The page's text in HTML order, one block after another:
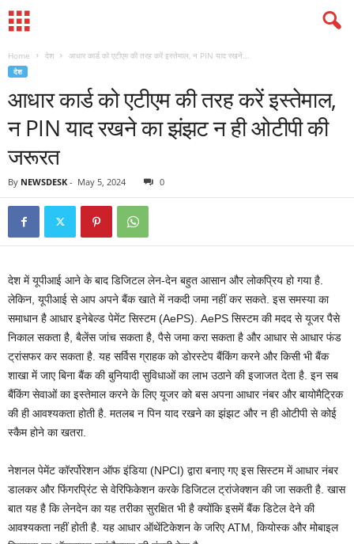
Home देश आधार कार्ड को एटीएम की तरह करें इस्तेमाल, न PIN याद रखने...
देश
आधार कार्ड को एटीएम की तरह करें इस्तेमाल,
न PIN याद रखने का झंझट न ही ओटीपी की
जरूरत
By NEWSDESK - May 5, 2024 0
देश में यूपीआई आने के बाद डिजिटल लेन-देन बहुत आसान और लोकप्रिय हो गया है.
लेकिन, यूपीआई से आप अपने बैंक खाते में नकदी जमा नहीं कर सकते. इस समस्‍या का
समाधान है आधार इनेबेल्ड पेमेंट सिस्टम (AePS). AePS सिस्टम की मदद से यूजर पैसे
निकाल सकता है, बैलेंस जांच सकता है, पैसे जमा करा सकता है और आधार से आधार फंड
ट्रांसफर कर सकता है. यह सर्विस ग्राहक को डोरस्टेप बैंकिंग करने और किसी भी बैंक
शाखा में जाए बिना बैंक की बुनियादी सुविधाओं का लाभ उठाने की इजाजत देता है. इन सब
बैंकिंग सेवाओं का इस्‍तेमाल करने के लिए यूजर को बस अपना आधार नंबर और बायोमैट्रिक
की ही आवश्‍यकता होती है. मतलब न पिन याद रखने का झंझट और न ही ओटीपी से कोई
स्‍कैम होने का खतरा.
नेशनल पेमेंट कॉरर्पोरेशन ऑफ इंडिया (NPCI) द्वारा बनाए गए इस सिस्‍टम में आधार नंबर
डालकर और फिंगरप्रिंट से वेरिफिकेशन करके डिजिटल ट्रांजेक्‍शन की जा सकती है. खास
बात यह है कि लेनदेन का यह तरीका सुरक्षित भी है क्‍योंकि इसमें बैंक डिटेल देने की
आवश्यकता नहीं होती है. यह आधार ऑथेंटिकेशन के जरिए ATM, कियोस्क और मोबाइल